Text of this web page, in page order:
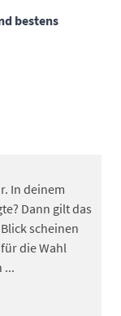
bestens
In deinem
Dann gilt das
scheinen
die Wahl
...